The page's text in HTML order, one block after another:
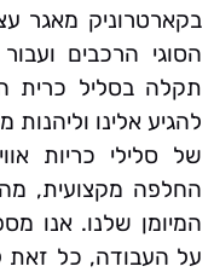
בקארטרוניק מאגר
הסוגי הרכבים
תקלה בסליל כרית
להגיע אלינו
של סלילי כריות
החלפה מקצועית,
המיומן שלנו. אנו
על העבודה, כל זאת